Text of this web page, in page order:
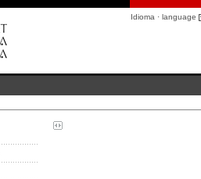
Idioma · language